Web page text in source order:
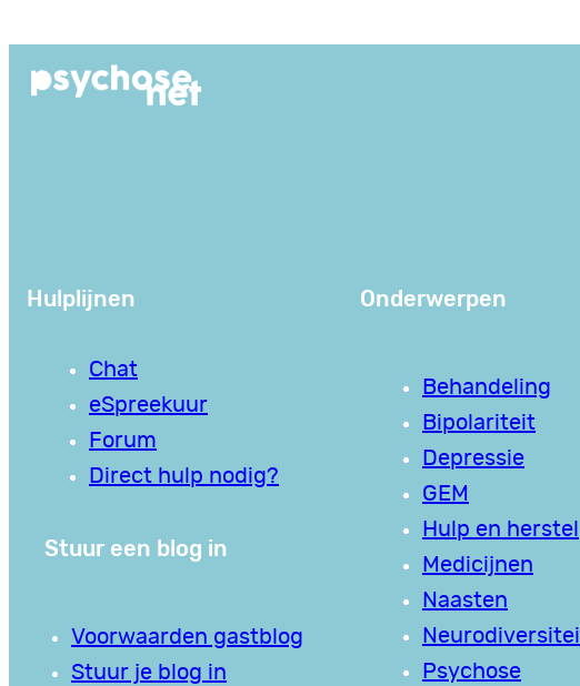
de
Hulplijnen
Chat
eSpreekuur
Forum
Direct hulp nodig?
Stuur een blog in
Voorwaarden gastblog
Stuur je blog in
Onderwerpen
Behandeling
Bipolariteit
Depressie
GEM
Hulp en herstel
Medicijnen
Naasten
Psychose